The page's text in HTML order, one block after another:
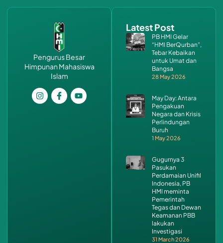
Pengurus Besar
Himpunan Mahasiswa
Islam
Latest Post
PB HMI Gelar
“HMI BerQurban”,
Tebar Kebaikan
untuk Umat dan
Bangsa
28 May 2026
May Day: Antara
Pengakuan
Negara dan Krisis
Perlindungan
Buruh
1 May 2026
Gugurnya 3
Pasukan
Perdamaian Unifil
Indonesia, PB
HMI meminta
Pemerintah
Tegas dan Dewan
Keamanan PBB
lakukan
Investigasi
31 March 2026